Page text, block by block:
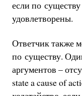
если по
удовлетворены.
Ответчик также
по существу.
аргументов –
state a cause of